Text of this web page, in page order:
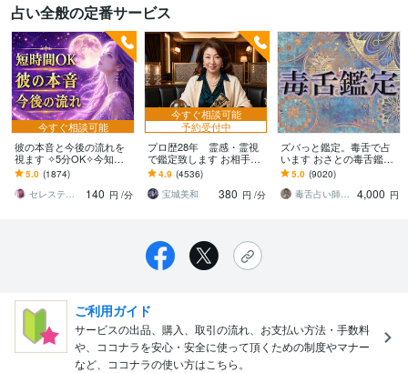
占い全般の定番サービス
今すぐ相談可能
彼の本音と今後の流れを
視ます ✧5分OK✧今知り
たいことを霊感タロット
で丁寧に読み解きます
5.0 (1874)
セレスティア・ルーナ
140 円 /分
今すぐ相談可能
予約受付中
プロ歴28年 霊感・霊視
で鑑定致します お相手の
本心、癖、口癖などを紐
解き今後の行方を占いま
す。
4.9 (4536)
宝城美和
380 円 /分
ズバっと鑑定。毒舌で占
います おさとの毒舌鑑定
です。迷ったらこちらへ※
ぶった切ります
5.0 (9020)
毒舌占い師おさと。
4,000 円
ご利用ガイド
サービスの出品、購入、取引の流れ、お支払い方法・手数料
や、ココナラを安心・安全に使って頂くための制度やマナー
など、ココナラの使い方はこちら。